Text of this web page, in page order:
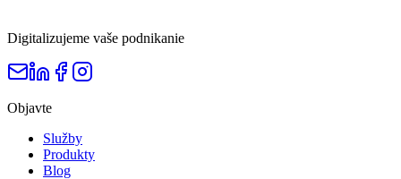
Digitalizujeme vaše podnikanie
Objavte
Služby
Produkty
Blog